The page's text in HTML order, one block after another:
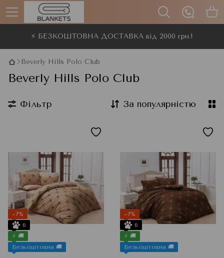
⚡ БЕЗКОШТОВНА ДОСТАВКА від 2000 грн.!
Beverly Hills Polo Club
Beverly Hills Polo Club
Фільтр За популярністю
−7%
6
⚡ 🚚
Безкоштовна 🚚
−7%
6
⚡ 🚚
Безкоштовна 🚚